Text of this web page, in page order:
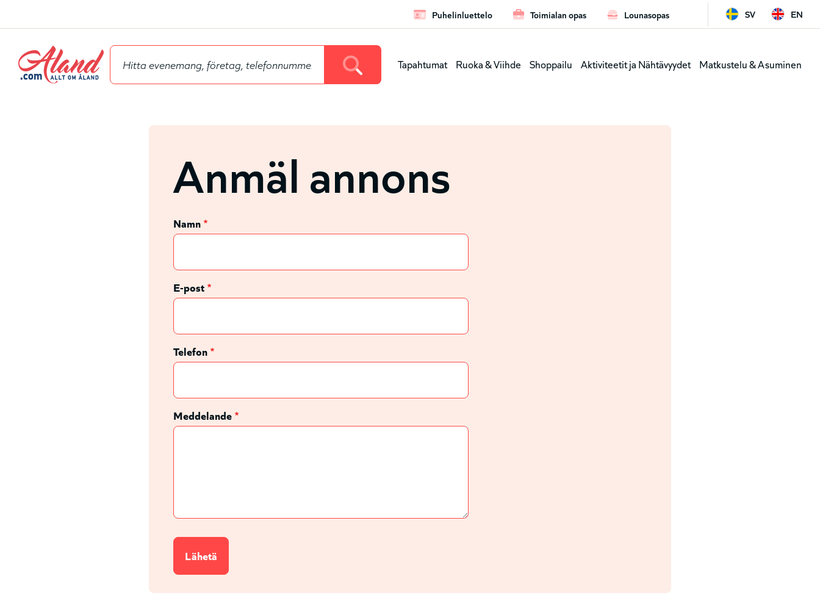
pääsisältöön
Leaderboard
Puhelinluettelo Toimialan opas Lounasopas SV EN
(nivå
1)
Tapahtumat Ruoka & Viihde Shoppailu Aktiviteetit ja Nähtävyydet Matkustelu & Asuminen
Anmäl annons
Namn
E-post
Telefon
Meddelande